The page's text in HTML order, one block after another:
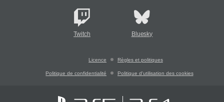
Twitch Bluesky
Licence Règles et politiques
Politique de confidentialité Politique d'utilisation des cookies